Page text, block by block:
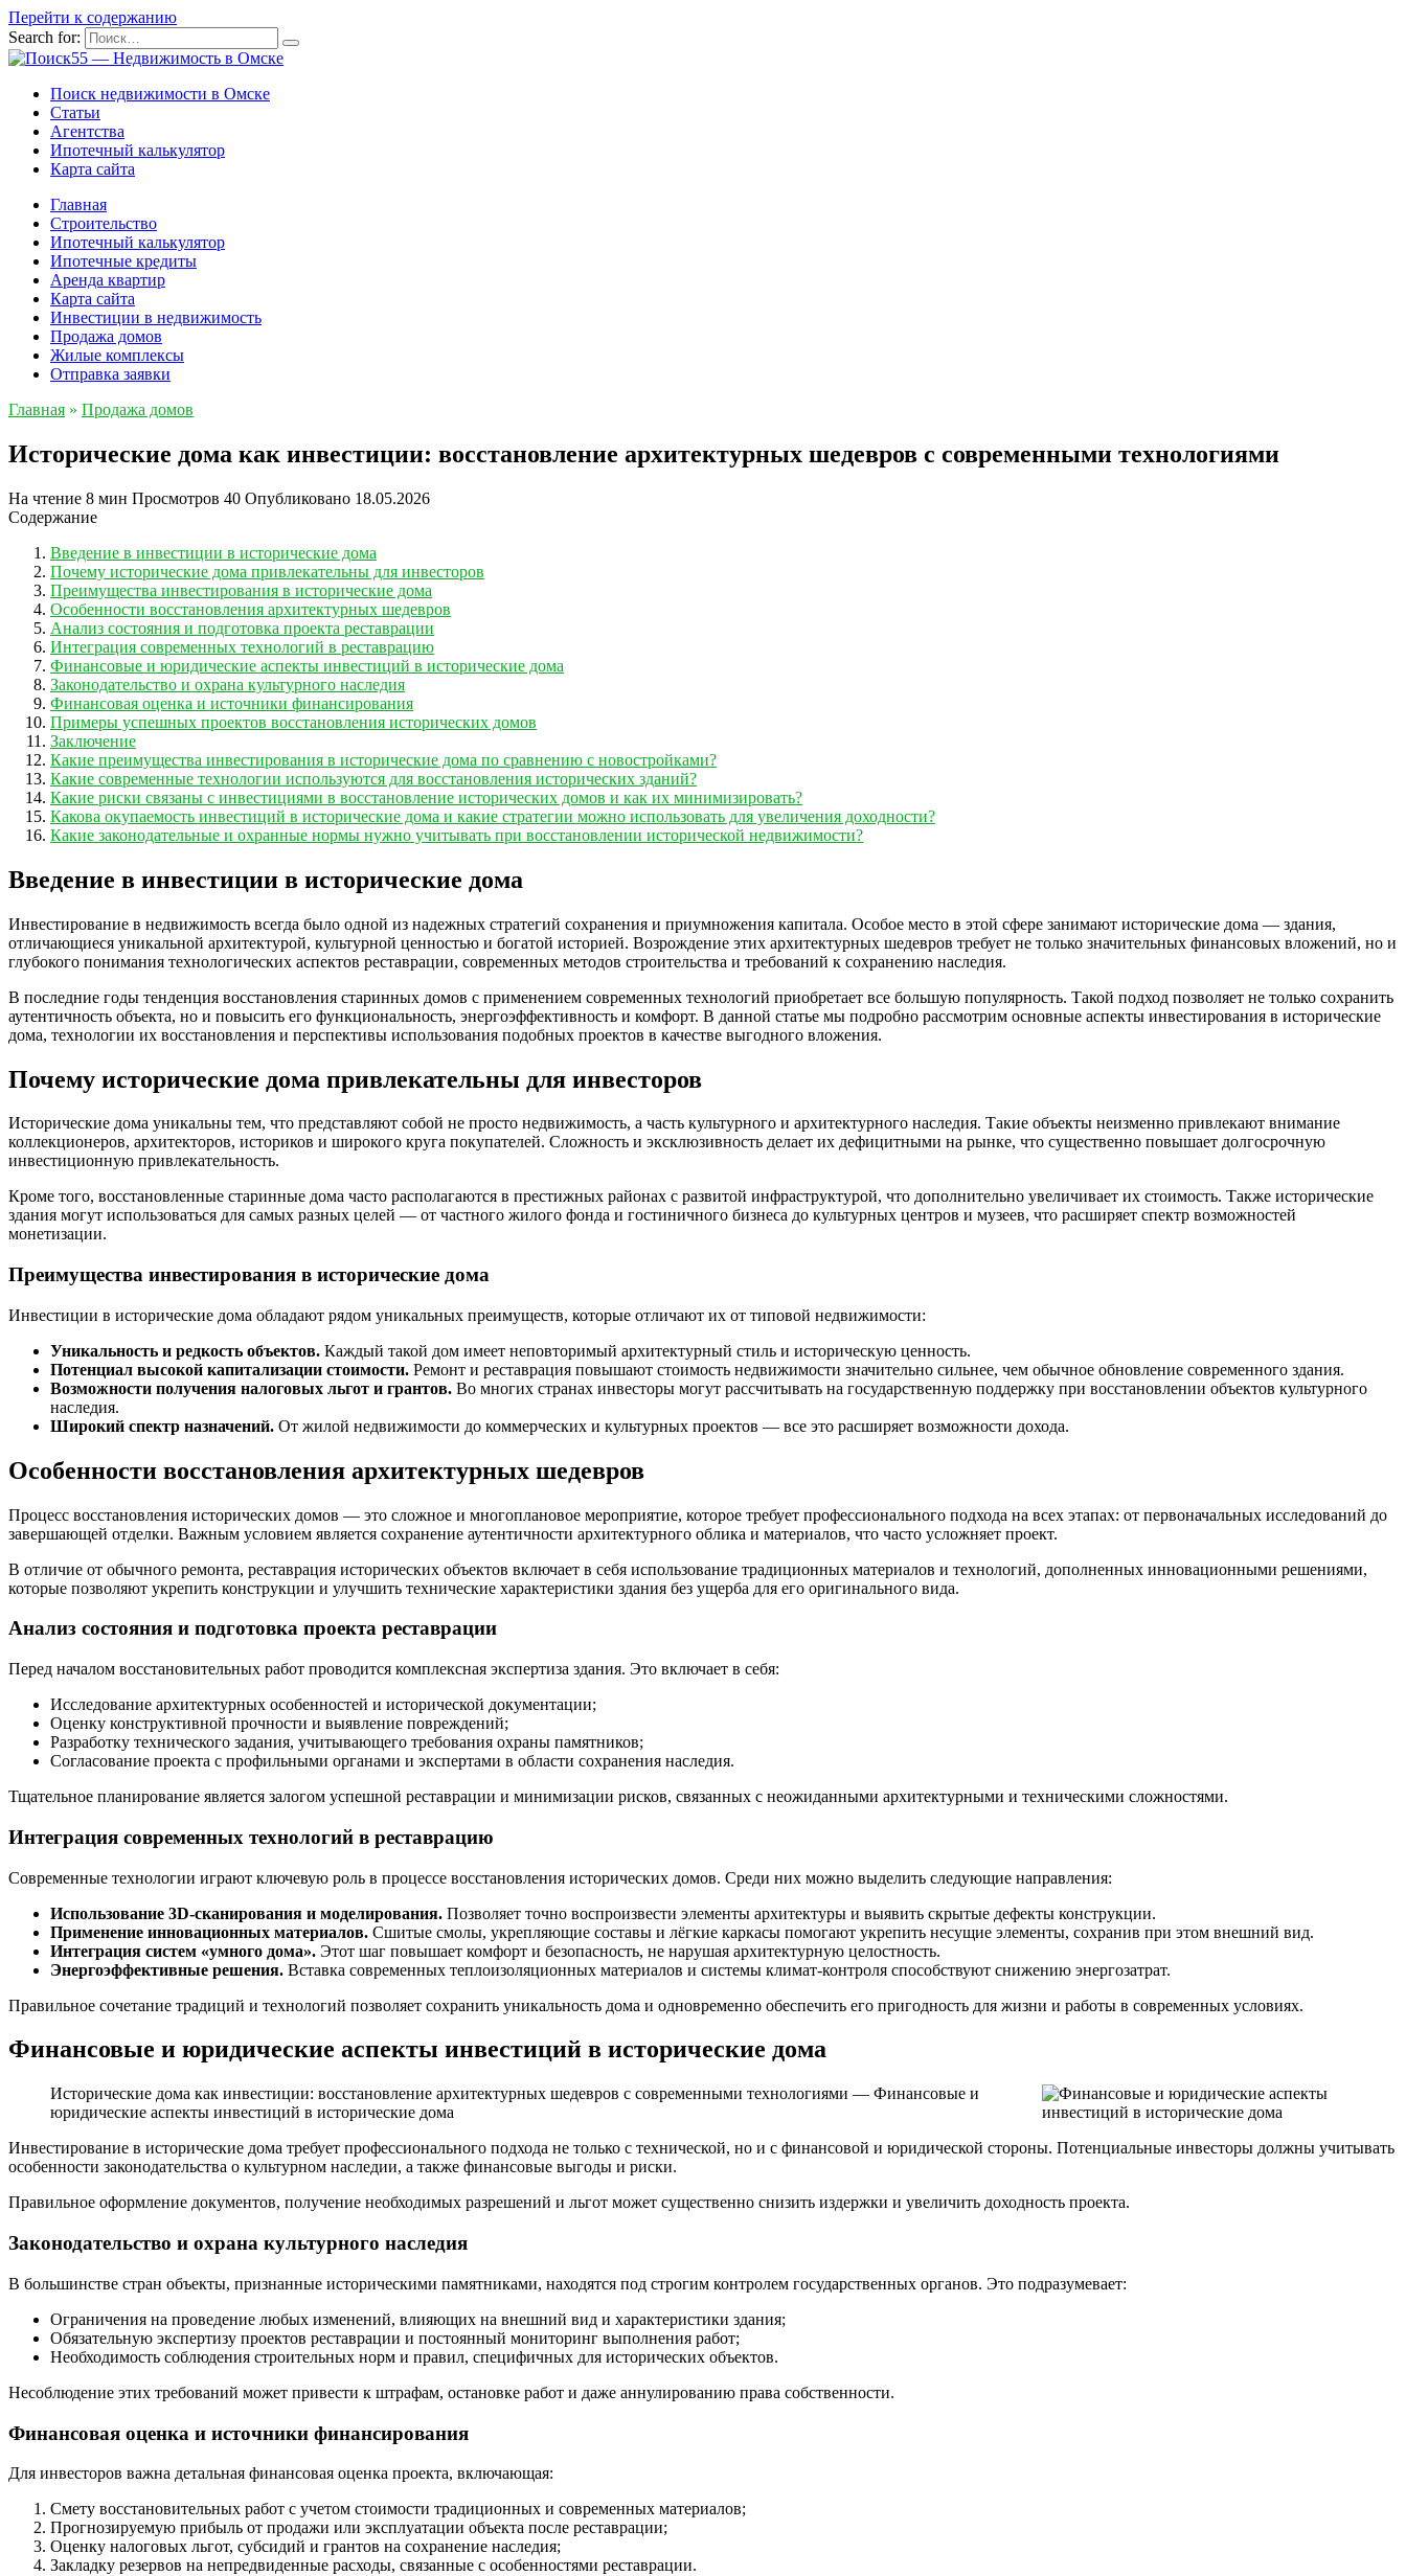
Перейти к содержанию
Search for:
Поиск недвижимости в Омске
Статьи
Агентства
Ипотечный калькулятор
Карта сайта
Главная
Строительство
Ипотечный калькулятор
Ипотечные кредиты
Аренда квартир
Карта сайта
Инвестиции в недвижимость
Продажа домов
Жилые комплексы
Отправка заявки
Главная » Продажа домов
Исторические дома как инвестиции: восстановление архитектурных шедевров с современными технологиями
На чтение 8 мин Просмотров 40 Опубликовано 18.05.2026
Содержание
Введение в инвестиции в исторические дома
Почему исторические дома привлекательны для инвесторов
Преимущества инвестирования в исторические дома
Особенности восстановления архитектурных шедевров
Анализ состояния и подготовка проекта реставрации
Интеграция современных технологий в реставрацию
Финансовые и юридические аспекты инвестиций в исторические дома
Законодательство и охрана культурного наследия
Финансовая оценка и источники финансирования
Примеры успешных проектов восстановления исторических домов
Заключение
Какие преимущества инвестирования в исторические дома по сравнению с новостройками?
Какие современные технологии используются для восстановления исторических зданий?
Какие риски связаны с инвестициями в восстановление исторических домов и как их минимизировать?
Какова окупаемость инвестиций в исторические дома и какие стратегии можно использовать для увеличения доходности?
Какие законодательные и охранные нормы нужно учитывать при восстановлении исторической недвижимости?
Введение в инвестиции в исторические дома
Инвестирование в недвижимость всегда было одной из надежных стратегий сохранения и приумножения капитала. Особое место в этой сфере занимают исторические дома — здания,
отличающиеся уникальной архитектурой, культурной ценностью и богатой историей. Возрождение этих архитектурных шедевров требует не только значительных финансовых вложений, но и
глубокого понимания технологических аспектов реставрации, современных методов строительства и требований к сохранению наследия.
В последние годы тенденция восстановления старинных домов с применением современных технологий приобретает все большую популярность. Такой подход позволяет не только сохранить
аутентичность объекта, но и повысить его функциональность, энергоэффективность и комфорт. В данной статье мы подробно рассмотрим основные аспекты инвестирования в исторические
дома, технологии их восстановления и перспективы использования подобных проектов в качестве выгодного вложения.
Почему исторические дома привлекательны для инвесторов
Исторические дома уникальны тем, что представляют собой не просто недвижимость, а часть культурного и архитектурного наследия. Такие объекты неизменно привлекают внимание
коллекционеров, архитекторов, историков и широкого круга покупателей. Сложность и эксклюзивность делает их дефицитными на рынке, что существенно повышает долгосрочную
инвестиционную привлекательность.
Кроме того, восстановленные старинные дома часто располагаются в престижных районах с развитой инфраструктурой, что дополнительно увеличивает их стоимость. Также исторические
здания могут использоваться для самых разных целей — от частного жилого фонда и гостиничного бизнеса до культурных центров и музеев, что расширяет спектр возможностей
монетизации.
Преимущества инвестирования в исторические дома
Инвестиции в исторические дома обладают рядом уникальных преимуществ, которые отличают их от типовой недвижимости:
Уникальность и редкость объектов. Каждый такой дом имеет неповторимый архитектурный стиль и историческую ценность.
Потенциал высокой капитализации стоимости. Ремонт и реставрация повышают стоимость недвижимости значительно сильнее, чем обычное обновление современного здания.
Возможности получения налоговых льгот и грантов. Во многих странах инвесторы могут рассчитывать на государственную поддержку при восстановлении объектов культурного
наследия.
Широкий спектр назначений. От жилой недвижимости до коммерческих и культурных проектов — все это расширяет возможности дохода.
Особенности восстановления архитектурных шедевров
Процесс восстановления исторических домов — это сложное и многоплановое мероприятие, которое требует профессионального подхода на всех этапах: от первоначальных исследований до
завершающей отделки. Важным условием является сохранение аутентичности архитектурного облика и материалов, что часто усложняет проект.
В отличие от обычного ремонта, реставрация исторических объектов включает в себя использование традиционных материалов и технологий, дополненных инновационными решениями,
которые позволяют укрепить конструкции и улучшить технические характеристики здания без ущерба для его оригинального вида.
Анализ состояния и подготовка проекта реставрации
Перед началом восстановительных работ проводится комплексная экспертиза здания. Это включает в себя:
Исследование архитектурных особенностей и исторической документации;
Оценку конструктивной прочности и выявление повреждений;
Разработку технического задания, учитывающего требования охраны памятников;
Согласование проекта с профильными органами и экспертами в области сохранения наследия.
Тщательное планирование является залогом успешной реставрации и минимизации рисков, связанных с неожиданными архитектурными и техническими сложностями.
Интеграция современных технологий в реставрацию
Современные технологии играют ключевую роль в процессе восстановления исторических домов. Среди них можно выделить следующие направления:
Использование 3D-сканирования и моделирования. Позволяет точно воспроизвести элементы архитектуры и выявить скрытые дефекты конструкции.
Применение инновационных материалов. Сшитые смолы, укрепляющие составы и лёгкие каркасы помогают укрепить несущие элементы, сохранив при этом внешний вид.
Интеграция систем «умного дома». Этот шаг повышает комфорт и безопасность, не нарушая архитектурную целостность.
Энергоэффективные решения. Вставка современных теплоизоляционных материалов и системы климат-контроля способствуют снижению энергозатрат.
Правильное сочетание традиций и технологий позволяет сохранить уникальность дома и одновременно обеспечить его пригодность для жизни и работы в современных условиях.
Финансовые и юридические аспекты инвестиций в исторические дома
Исторические дома как инвестиции: восстановление архитектурных шедевров с современными технологиями — Финансовые и
юридические аспекты инвестиций в исторические дома
Инвестирование в исторические дома требует профессионального подхода не только с технической, но и с финансовой и юридической стороны. Потенциальные инвесторы должны учитывать
особенности законодательства о культурном наследии, а также финансовые выгоды и риски.
Правильное оформление документов, получение необходимых разрешений и льгот может существенно снизить издержки и увеличить доходность проекта.
Законодательство и охрана культурного наследия
В большинстве стран объекты, признанные историческими памятниками, находятся под строгим контролем государственных органов. Это подразумевает:
Ограничения на проведение любых изменений, влияющих на внешний вид и характеристики здания;
Обязательную экспертизу проектов реставрации и постоянный мониторинг выполнения работ;
Необходимость соблюдения строительных норм и правил, специфичных для исторических объектов.
Несоблюдение этих требований может привести к штрафам, остановке работ и даже аннулированию права собственности.
Финансовая оценка и источники финансирования
Для инвесторов важна детальная финансовая оценка проекта, включающая:
Смету восстановительных работ с учетом стоимости традиционных и современных материалов;
Прогнозируемую прибыль от продажи или эксплуатации объекта после реставрации;
Оценку налоговых льгот, субсидий и грантов на сохранение наследия;
Закладку резервов на непредвиденные расходы, связанные с особенностями реставрации.